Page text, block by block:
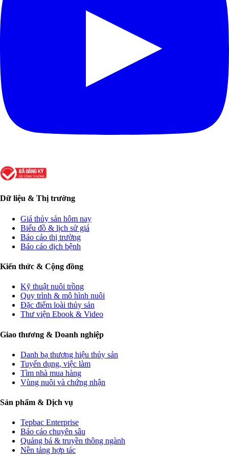
Dữ liệu & Thị trường
Giá thủy sản hôm nay
Biểu đồ & lịch sử giá
Báo cáo thị trường
Báo cáo dịch bệnh
Kiến thức & Cộng đồng
Kỹ thuật nuôi trồng
Quy trình & mô hình nuôi
Đặc điểm loài thủy sản
Thư viện Ebook & Video
Giao thương & Doanh nghiệp
Danh bạ thương hiệu thủy sản
Tuyển dụng, việc làm
Tìm nhà mua hàng
Vùng nuôi và chứng nhận
Sản phẩm & Dịch vụ
Tepbac Enterprise
Báo cáo chuyên sâu
Quảng bá & truyền thông ngành
Nền tảng hợp tác